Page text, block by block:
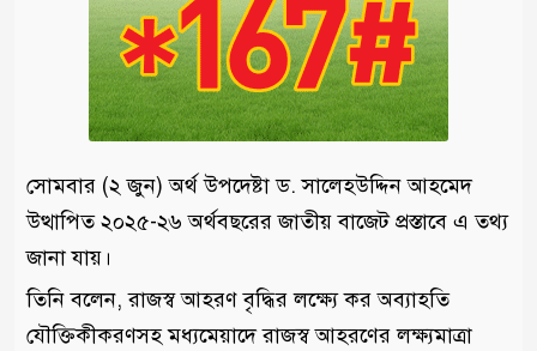
সোমবার (২ জুন) অর্থ উপদেষ্টা ড. সালেহউদ্দিন আহমেদ
উত্থাপিত ২০২৫-২৬ অর্থবছরের জাতীয় বাজেট প্রস্তাবে এ তথ্য
জানা যায়।
তিনি বলেন, রাজস্ব আহরণ বৃদ্ধির লক্ষ্যে কর অব্যাহতি
যৌক্তিকীকরণসহ মধ্যমেয়াদে রাজস্ব আহরণের লক্ষ্যমাত্রা